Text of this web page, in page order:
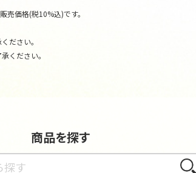
価格(税10%込)です。
ださい。
ください。
商品を探す
さが